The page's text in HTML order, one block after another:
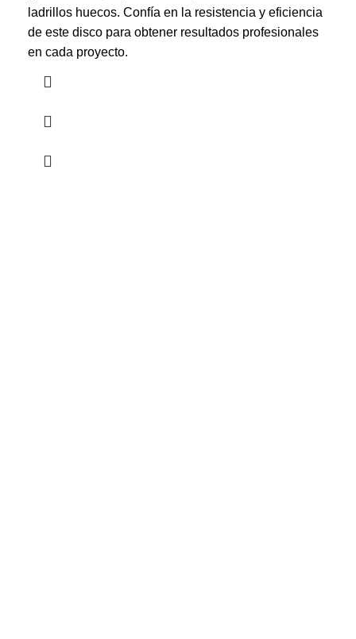
ladrillos huecos. Confía en la resistencia y eficiencia
de este disco para obtener resultados profesionales
en cada proyecto.